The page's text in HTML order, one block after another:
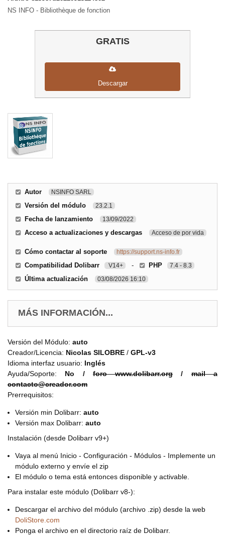
NS INFO - Bibliothèque de fonction
GRATIS
Descargar
Autor NSINFO SARL
Versión del módulo 23.2.1
Fecha de lanzamiento 13/09/2022
Acceso a actualizaciones y descargas Acceso de por vida
Cómo contactar al soporte https://support.ns-info.fr
Compatibilidad Dolibarr V14+ - PHP 7.4 - 8.3
Última actualización 03/08/2026 16:10
MÁS INFORMACIÓN...
Versión del Módulo: auto
Creador/Licencia: Nicolas SILOBRE / GPL-v3
Idioma interfaz usuario: Inglés
Ayuda/Soporte: No /foro www.dolibarr.org/mail a
contacto@creador.com
Prerrequisitos:
Versión min Dolibarr: auto
Versión max Dolibarr: auto
Instalación (desde Dolibarr v9+)
Vaya al menú Inicio - Configuración - Módulos - Implemente un
módulo externo y envíe el zip
El módulo o tema está entonces disponible y activable.
Para instalar este módulo (Dolibarr v8-):
Descargar el archivo del módulo (archivo .zip) desde la web
DoliStore.com
Ponga el archivo en el directorio raíz de Dolibarr.